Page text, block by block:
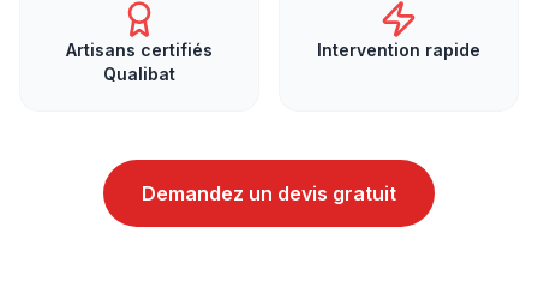
Artisans certifiés
Qualibat
Intervention rapide
Demandez un devis gratuit